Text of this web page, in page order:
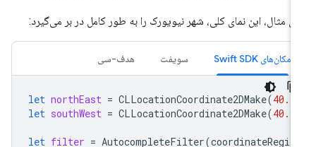
مثال، این نمای کلی، شهر نیویورک را به طور کامل در بر می‌گیرد:
مکان‌های Swift SDK سویفت هدف-سی
let northEast = CLLocationCoordinate2DMake (
let southWest = CLLocationCoordinate2DMake (
let filter = AutocompleteFilter(